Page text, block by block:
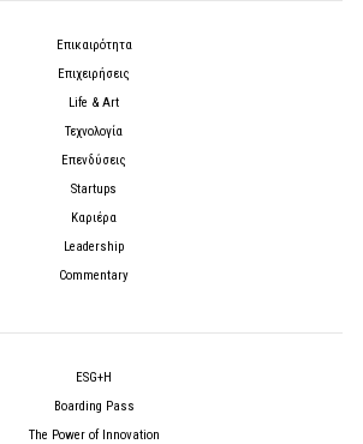
Επικαιρότητα
Επιχειρήσεις
Life & Art
Τεχνολογία
Επενδύσεις
Startups
Καριέρα
Leadership
Commentary
ESG+H
Boarding Pass
The Power of Innovation